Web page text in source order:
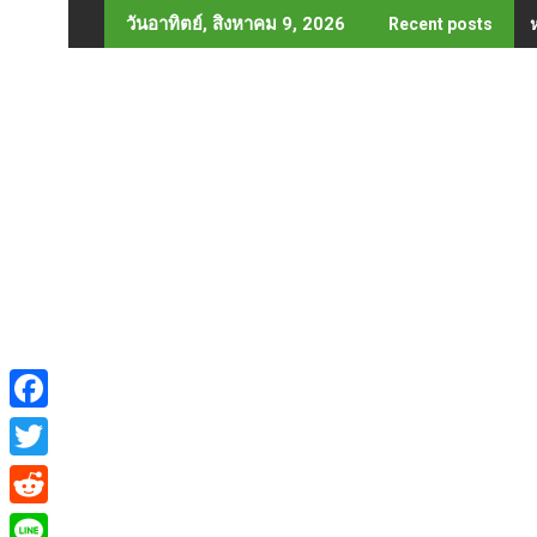
to
วันอาทิตย์, สิงหาคม 9, 2026 Recent posts
F
a
c
T
w
R